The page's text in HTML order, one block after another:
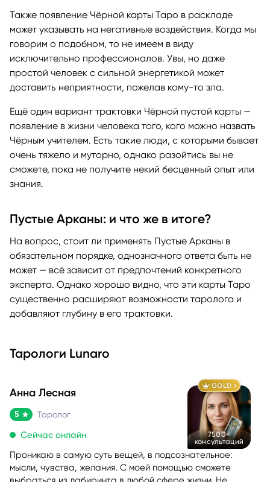
Также появление Чёрной карты Таро в раскладе
может указывать на негативные воздействия. Когда мы
говорим о подобном, то не имеем в виду
исключительно профессионалов. Увы, но даже
простой человек с сильной энергетикой может
доставить неприятности, пожелав кому-то зла.
Ещё один вариант трактовки Чёрной пустой карты —
появление в жизни человека того, кого можно назвать
Чёрным учителем. Есть такие люди, с которыми бывает
очень тяжело и муторно, однако разойтись вы не
сможете, пока не получите некий бесценный опыт или
знания.
Пустые Арканы: и что же в итоге?
На вопрос, стоит ли применять Пустые Арканы в
обязательном порядке, однозначного ответа быть не
может — всё зависит от предпочтений конкретного
эксперта. Однако хорошо видно, что эти карты Таро
существенно расширяют возможности таролога и
добавляют глубину в его трактовки.
Тарологи Lunaro
GOLD
7500+
консультаций
Анна Лесная
5 Таролог
Сейчас онлайн
Проникаю в самую суть вещей, в подсознательное:
мысли, чувства, желания. С моей помощью сможете